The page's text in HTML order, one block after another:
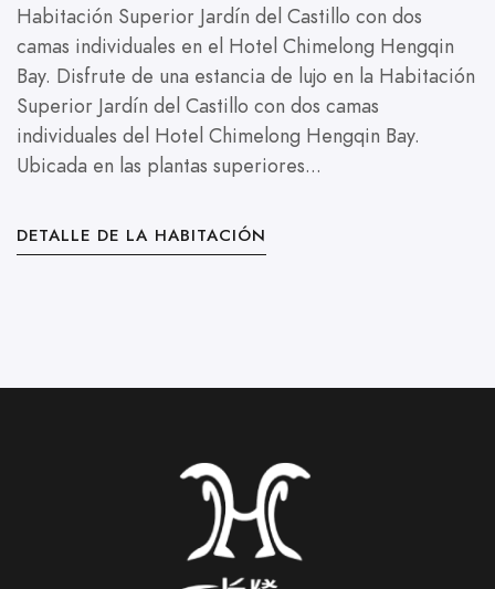
Habitación Superior Jardín del Castillo con dos
camas individuales en el Hotel Chimelong Hengqin
Bay. Disfrute de una estancia de lujo en la Habitación
Superior Jardín del Castillo con dos camas
individuales del Hotel Chimelong Hengqin Bay.
Ubicada en las plantas superiores...
DETALLE DE LA HABITACIÓN